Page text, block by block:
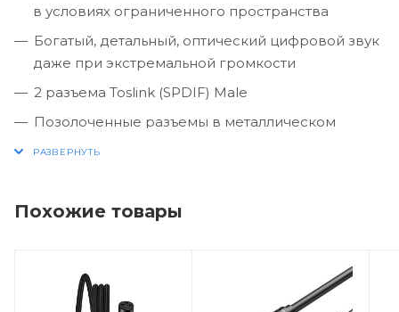
в условиях ограниченного пространства
Богатый, детальный, оптический цифровой звук
даже при экстремальной громкости
2 разъема Toslink (SPDIF) Male
Позолоченные разъемы в металлическом
проигрывателям компакт-дисков и другим
Похожие товары